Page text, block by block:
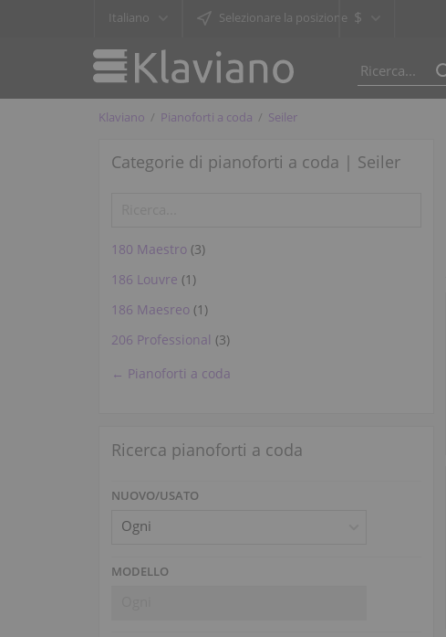
Italiano Selezionare la posizione $
Klaviano Pianoforti a coda Seiler
Categorie di pianoforti a coda | Seiler
180 Maestro (3)
186 Louvre (1)
186 Maesreo (1)
206 Professional (3)
← Pianoforti a coda
Ricerca pianoforti a coda
NUOVO/USATO
MODELLO